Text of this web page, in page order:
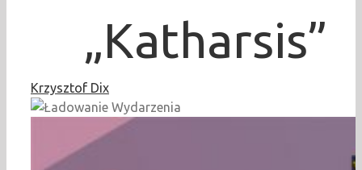
„Katharsis”
Krzysztof Dix